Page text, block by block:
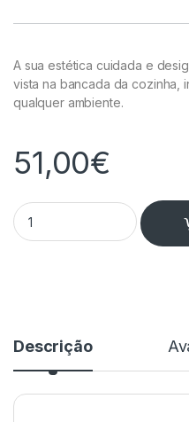
A sua estética cuidada e
vista na bancada da cozinha,
qualquer ambiente.
51,00€
Chaleira 1,7L Creme –
Descrição